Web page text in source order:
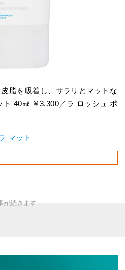
脂を吸着し、サラリとマットな
ト 40㎖ ￥3,300／ラ ロッシュ ポ
マット